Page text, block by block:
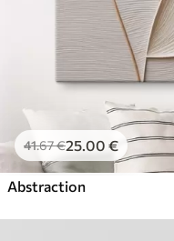
41.67€25.00 €
Abstraction